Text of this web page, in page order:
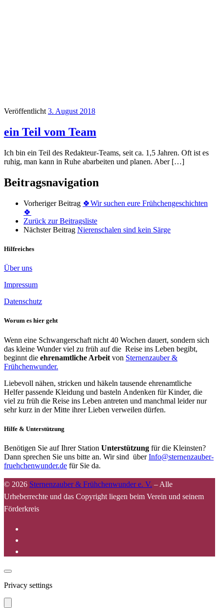
Veröffentlicht 3. August 2018
ein Teil vom Team
Ich bin ein Teil des Redakteur-Teams, seit ca. 1,5 Jahren. Oft ist es
ruhig, man kann in Ruhe abarbeiten und planen. Aber […]
Beitragsnavigation
Vorheriger Beitrag 🍀Wir suchen eure Frühchengeschichten
🍀
Zurück zur Beitragsliste
Nächster Beitrag Nierenschalen sind kein Särge
Hilfreiches
Über uns
Impressum
Datenschutz
Worum es hier geht
Wenn eine Schwangerschaft nicht 40 Wochen dauert, sondern sich
das kleine Wunder viel zu früh auf die Reise ins Leben begibt,
beginnt die ehrenamtliche Arbeit von Sternenzauber &
Frühchenwunder.
Liebevoll nähen, stricken und häkeln tausende ehrenamtliche
Helfer passende Kleidung und basteln Andenken für Kinder, die
viel zu früh die Reise ins Leben antreten und manchmal leider nur
sehr kurz in der Mitte ihrer Lieben verweilen dürfen.
Hilfe & Unterstützung
Benötigen Sie auf Ihrer Station Unterstützung für die Kleinsten?
Dann sprechen Sie uns bitte an. Wir sind überInfo@sternenzauber-
fruehchenwunder.de für Sie da.
© 2026 Sternenzauber & Frühchenwunder e. V. – Alle
Urheberrechte und das Copyright liegen beim Verein und seinem
Förderkreis
Privacy settings